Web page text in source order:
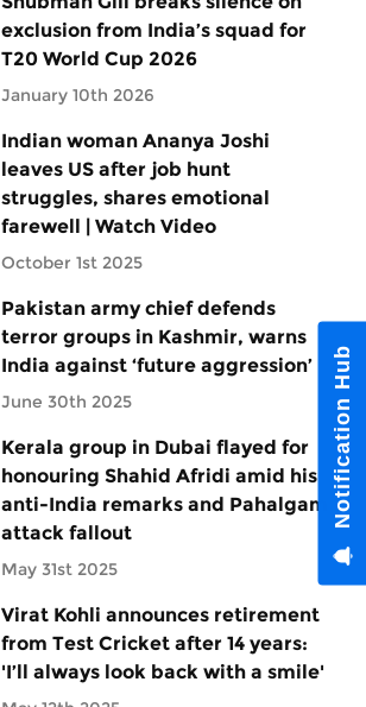
exclusion from India’s squad for
T20 World Cup 2026
January 10th 2026
Indian woman Ananya Joshi
leaves US after job hunt
struggles, shares emotional
farewell | Watch Video
October 1st 2025
Pakistan army chief defends
terror groups in Kashmir, warns
India against ‘future aggression’
June 30th 2025
Kerala group in Dubai flayed for
honouring Shahid Afridi amid his
anti-India remarks and Pahalgam
attack fallout
May 31st 2025
Virat Kohli announces retirement
from Test Cricket after 14 years:
'I’ll always look back with a smile'
Notification Hub